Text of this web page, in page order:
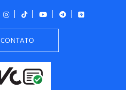
CONTATO